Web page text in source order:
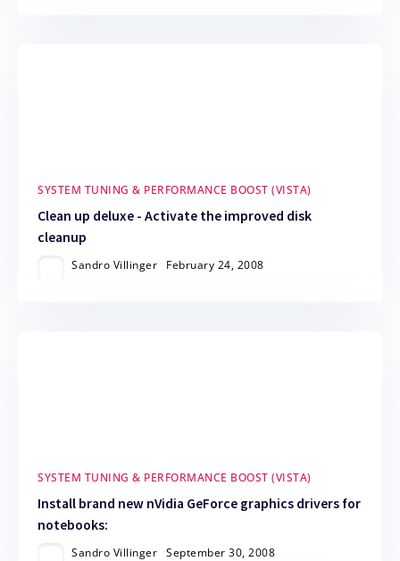
SYSTEM TUNING & PERFORMANCE BOOST (VISTA)
Clean up deluxe - Activate the improved disk
cleanup
Sandro Villinger February 24, 2008
SYSTEM TUNING & PERFORMANCE BOOST (VISTA)
Install brand new nVidia GeForce graphics drivers for
notebooks:
Sandro Villinger September 30, 2008